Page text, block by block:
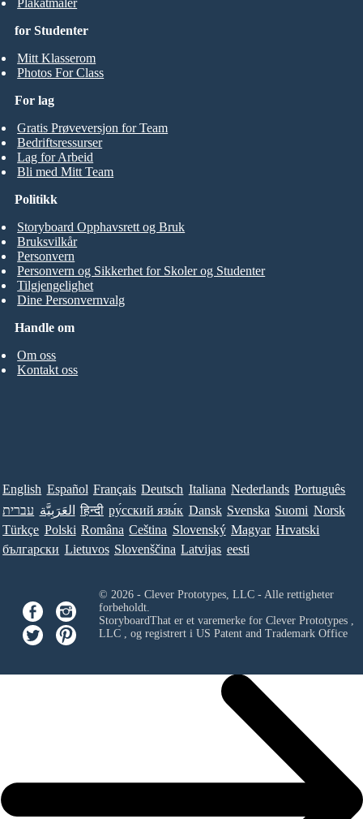
for Studenter
Mitt Klasserom
Photos For Class
Plakatmaler
For lag
Gratis Prøveversjon for Team
Bedriftsressurser
Lag for Arbeid
Bli med Mitt Team
Handle om
Om oss
Kontakt oss
Politikk
Storyboard Opphavsrett og Bruk
Bruksvilkår
Personvern
Personvern og Sikkerhet for Skoler og Studenter
Tilgjengelighet
Dine Personvernvalg
English Español Français Deutsch Italiana Nederlands Português
עברית العَرَبِيَّة हिन्दी ру́сский язы́к Dansk Svenska Suomi Norsk
Türkçe Polski Româna Ceština Slovenský Magyar Hrvatski
български Lietuvos Slovenščina Latvijas eesti
© 2026 - Clever Prototypes, LLC - Alle rettigheter
forbeholdt.
StoryboardThat er et varemerke for Clever Prototypes ,
LLC, og registrert i US Patent and Trademark Office